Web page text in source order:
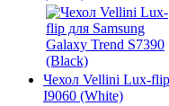
Чехол Vellini Lux-
I9060 (White)